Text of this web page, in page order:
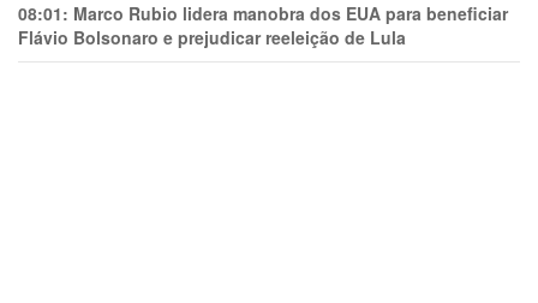
08:01: Marco Rubio lidera manobra dos EUA para beneficiar
Flávio Bolsonaro e prejudicar reeleição de Lula